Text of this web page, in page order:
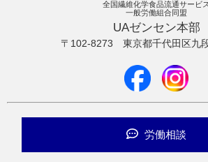
全国繊維化学食品流通サービス
一般労働組合同盟
UAゼンセン本部
〒102-8273 東京都千代田区九
労働相談